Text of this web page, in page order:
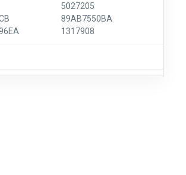
5027205
89AB7550BA
1317908